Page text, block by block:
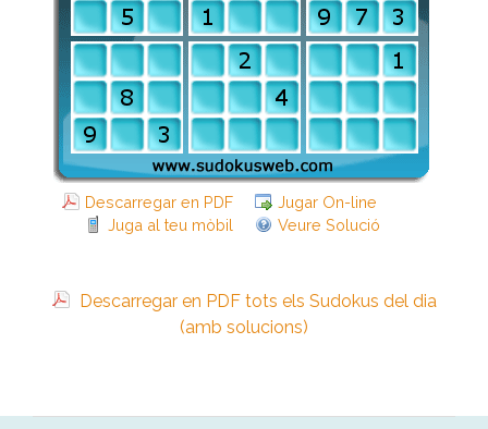
Descarregar en PDF
Jugar On-line
Juga al teu mòbil
Veure Solució
Descarregar en PDF tots els Sudokus del dia
(amb solucions)